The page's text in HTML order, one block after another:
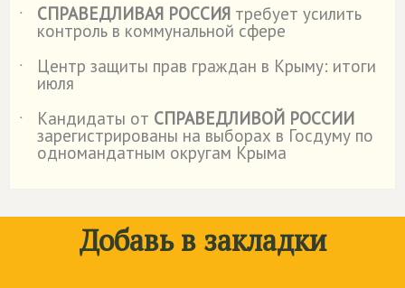
˙
СПРАВЕДЛИВАЯ РОССИЯ требует усилить
контроль в коммунальной сфере
˙
Центр защиты прав граждан в Крыму: итоги
июля
˙
Кандидаты от СПРАВЕДЛИВОЙ РОССИИ
зарегистрированы на выборах в Госдуму по
одномандатным округам Крыма
Добавь в закладки